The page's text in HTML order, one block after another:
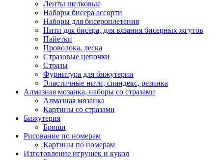
Ленты шелковые
Наборы бисера ассорти
Наборы для бисероплетения
Нити для бисера, для вязания бисерных жгутов
Пайетки
Проволока, леска
Стразовые цепочки
Стразы
Фурнитура для бижутерии
Эластичные нити, спандекс, резинка
Алмазная мозаика, наборы со стразами
Алмазная мозаика
Картины co стразами
Бижутерия
Броши
Рисование по номерам
Картины по номерам
Изготовление игрушек и кукол